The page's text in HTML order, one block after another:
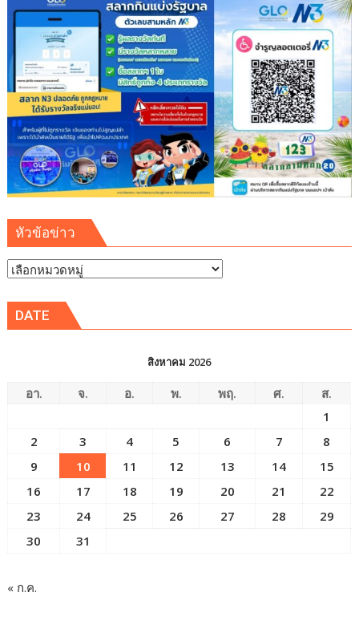
หัวข้อข่าว
หัวข้อ
DATE
สิงหาคม 2026
อา. จ. อ. พ. พฤ. ศ.
ส.
1
2
3 4 5 6 7
8
9
10 11 12 13 14
15
16
17 18 19 20 21
22
23
24 25 26 27 28
29
30
31
« ก.ค.